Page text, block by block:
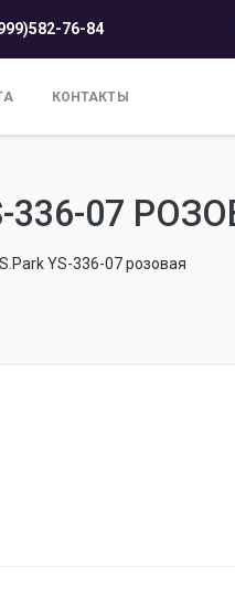
76-84
КОНТАКТЫ
336-07
YS-336-07 розовая